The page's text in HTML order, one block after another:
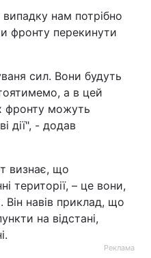
нам потрібно
фронту перекинути
сил. Вони будуть
а в цей
фронту можуть
дії", - додав
визнає, що
території, – це вони,
навів приклад, що
на відстані,
Реклама